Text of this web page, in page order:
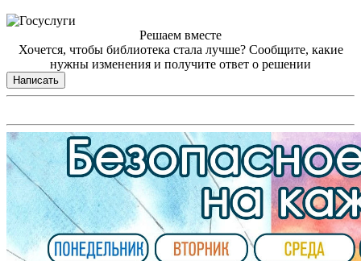
Решаем вместе
Хочется, чтобы библиотека стала лучше? Сообщите, какие
нужны изменения и получите ответ о решении
Написать